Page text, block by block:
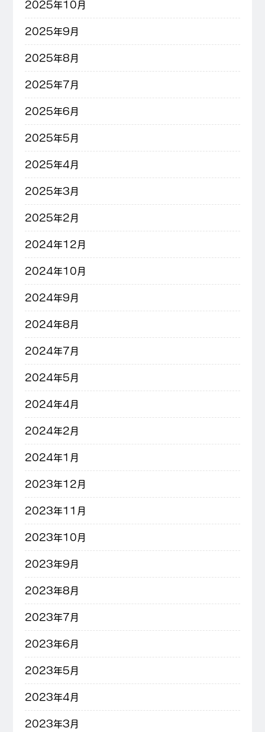
2025年10月
2025年9月
2025年8月
2025年7月
2025年6月
2025年5月
2025年4月
2025年3月
2025年2月
2024年12月
2024年10月
2024年9月
2024年8月
2024年7月
2024年5月
2024年4月
2024年2月
2024年1月
2023年12月
2023年11月
2023年10月
2023年9月
2023年8月
2023年7月
2023年6月
2023年5月
2023年4月
2023年3月